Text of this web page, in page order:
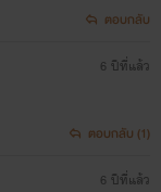
ตอบกลับ
6 ปีที่แล้ว
ตอบกลับ (1)
6 ปีที่แล้ว